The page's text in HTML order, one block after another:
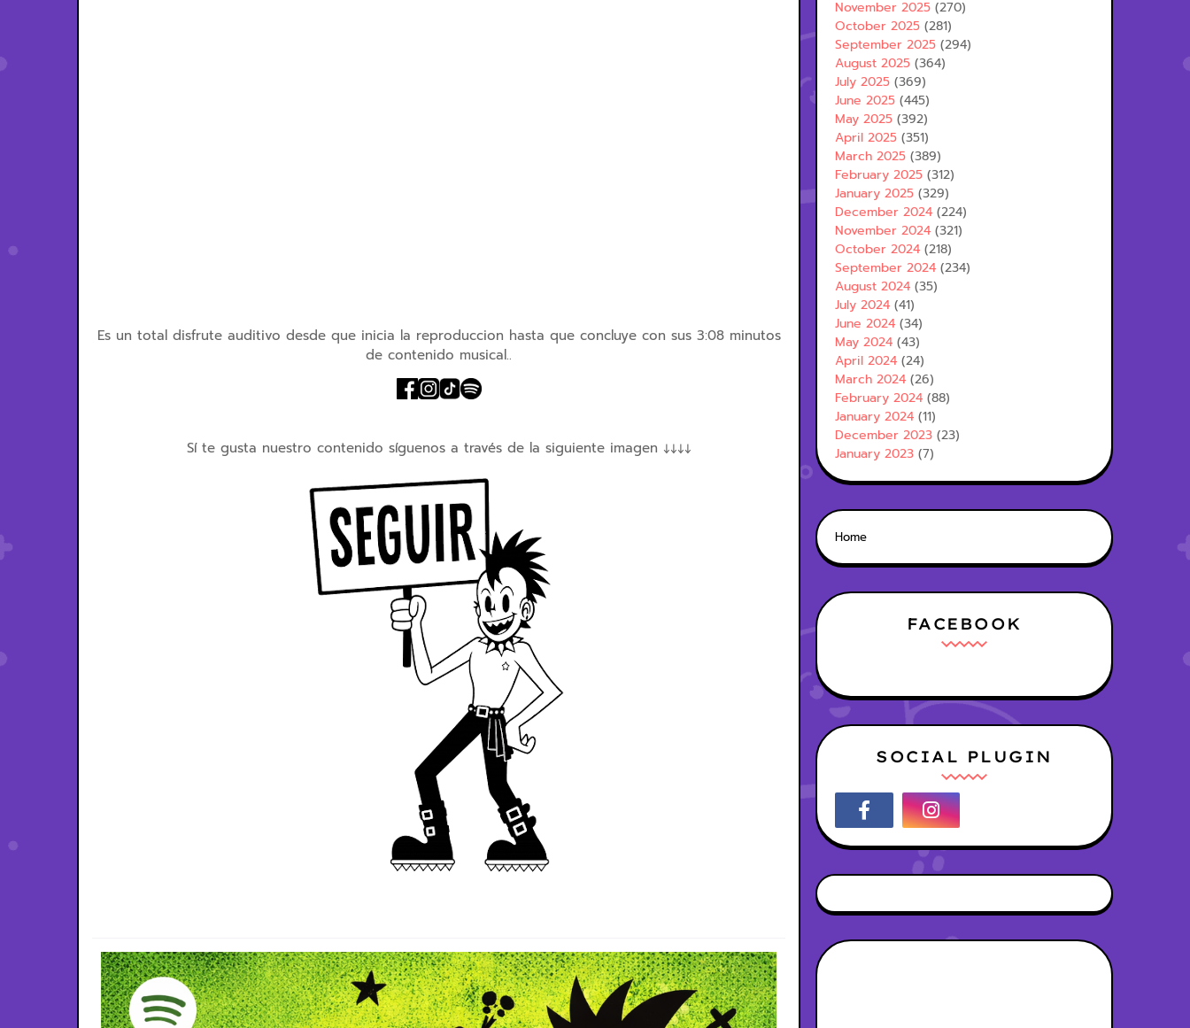
Es un total disfrute auditivo desde que inicia la reproduccion hasta que concluye con sus 3:08 minutos
de contenido musical..
Sí te gusta nuestro contenido síguenos a través de la siguiente imagen ↓↓↓↓
November 2025 (270)
October 2025 (281)
September 2025 (294)
August 2025 (364)
July 2025 (369)
June 2025 (445)
May 2025 (392)
April 2025 (351)
March 2025 (389)
February 2025 (312)
January 2025 (329)
December 2024 (224)
November 2024 (321)
October 2024 (218)
September 2024 (234)
August 2024 (35)
July 2024 (41)
June 2024 (34)
May 2024 (43)
April 2024 (24)
March 2024 (26)
February 2024 (88)
January 2024 (11)
December 2023 (23)
January 2023 (7)
Home
FACEBOOK
SOCIAL PLUGIN